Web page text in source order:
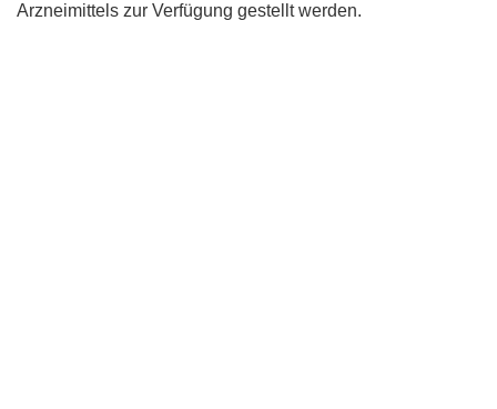
Arzneimittels zur Verfügung gestellt werden.